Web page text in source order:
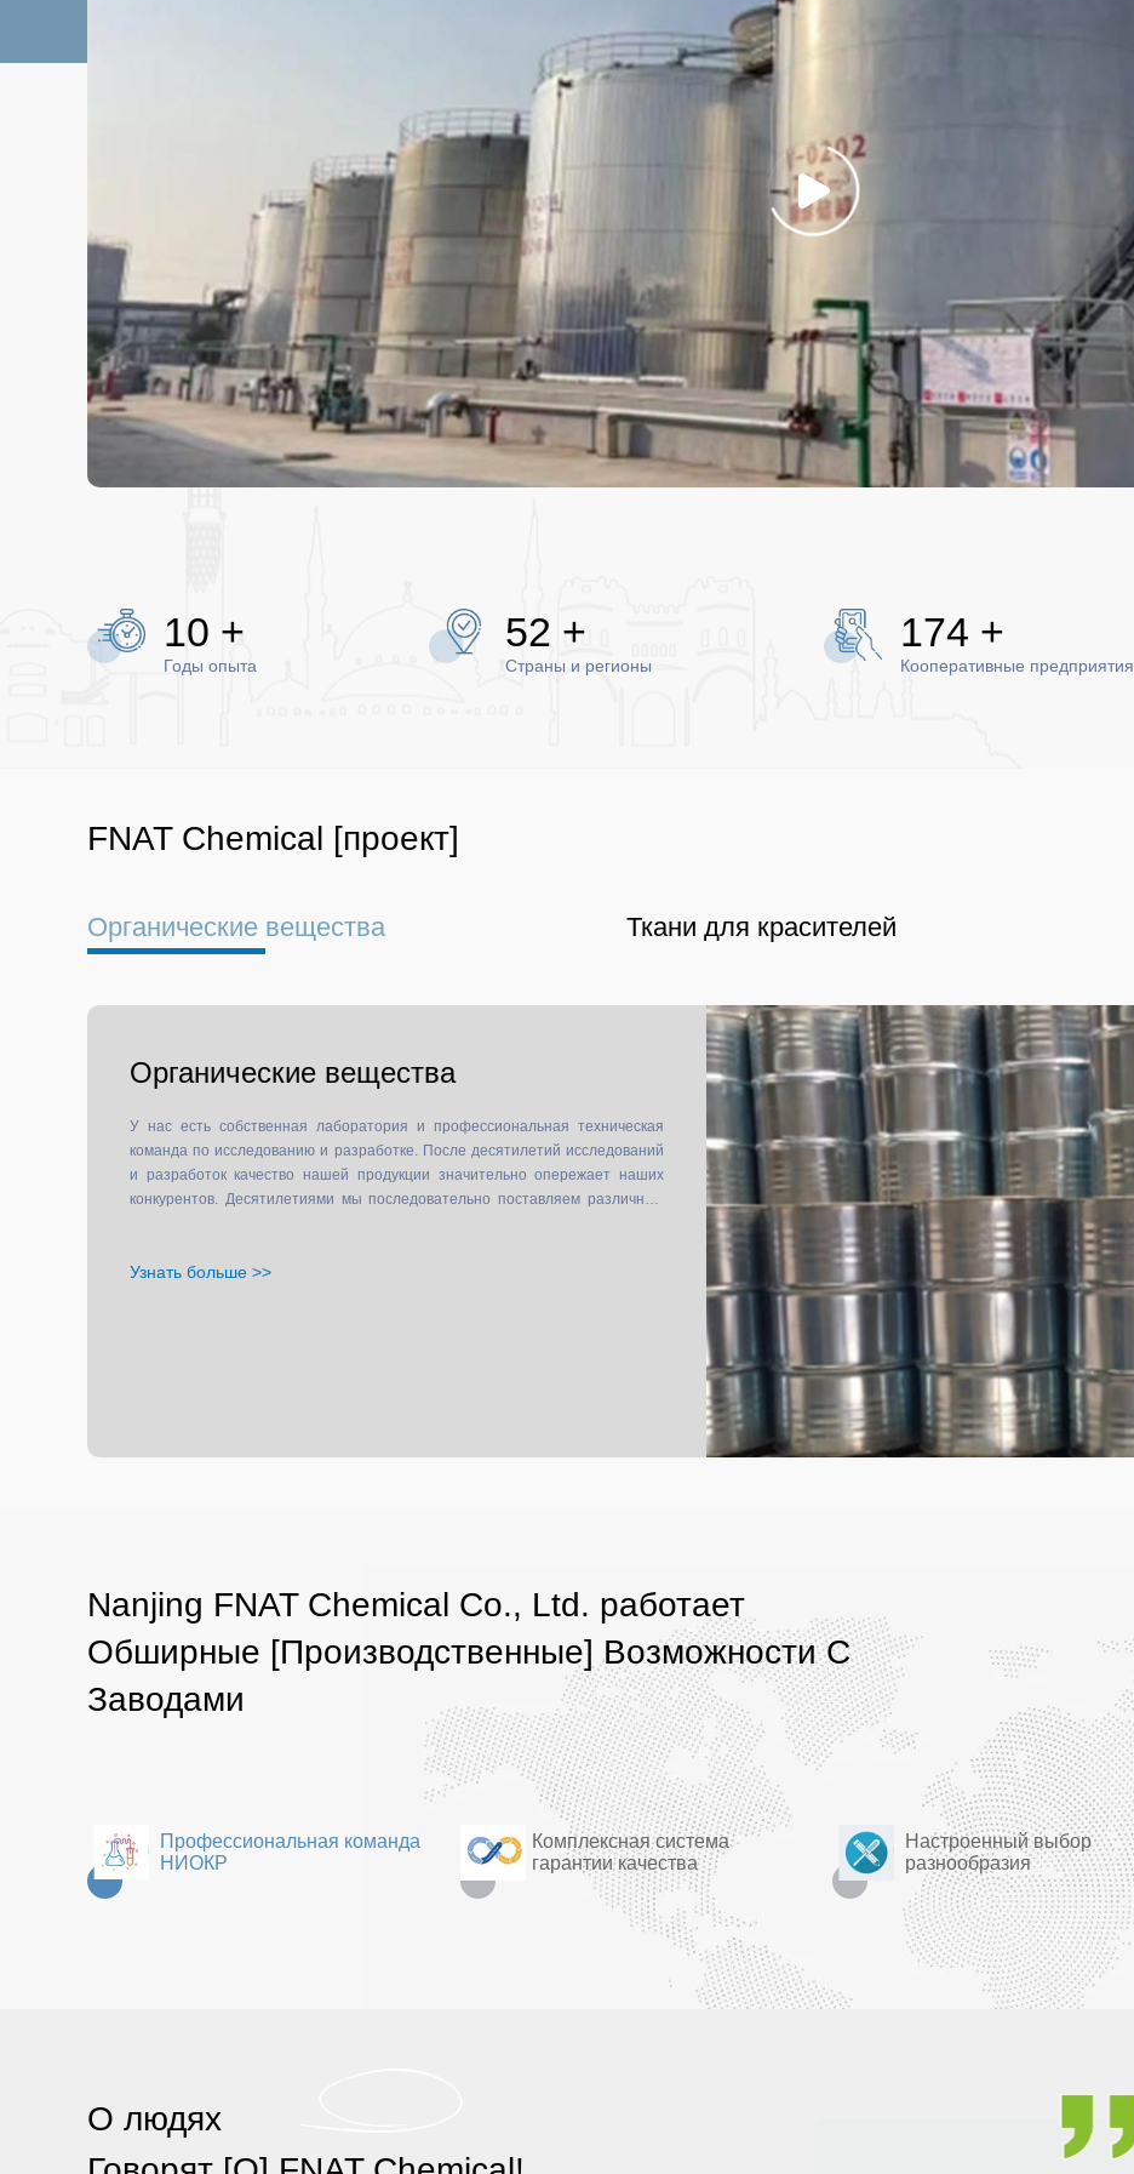
12 +
Годы опыта
60 +
Страны и регионы
200 +
Кооперативные предприятия
FNAT Chemical [проект]
Органические вещества Ткани для красителей
Органические вещества
У нас есть собственная лаборатория и профессиональная техническая
команда по исследованию и разработке. После десятилетий исследований
и разработок качество нашей продукции значительно опережает наших
конкурентов. Десятилетиями мы последовательно поставляем различные
Узнать больше >>
Nanjing FNAT Chemical Co., Ltd. работает
Обширные [Производственные] Возможности С
Заводами
Профессиональная команда
НИОКР
Комплексная система
гарантии качества
Настроенный выбор
разнообразия
О людях